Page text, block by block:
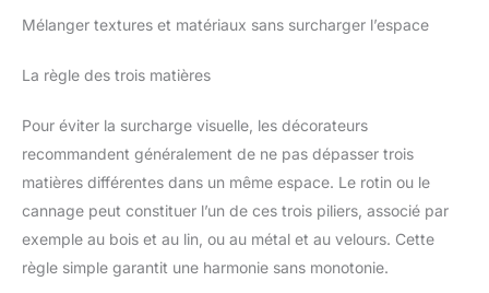
Mélanger textures et matériaux sans surcharger l’espace
La règle des trois matières
Pour éviter la surcharge visuelle, les décorateurs
recommandent généralement de ne pas dépasser trois
matières différentes dans un même espace. Le rotin ou le
cannage peut constituer l’un de ces trois piliers, associé par
exemple au bois et au lin, ou au métal et au velours. Cette
règle simple garantit une harmonie sans monotonie.